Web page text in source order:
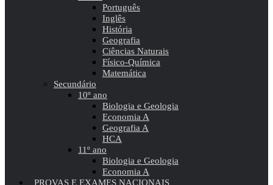
Português
Inglês
História
Geografia
Ciências Naturais
Físico-Química
Matemática
Secundário
10º ano
Biologia e Geologia
Economia A
Geografia A
HCA
11º ano
Biologia e Geologia
Economia A
PROVAS E EXAMES NACIONAIS